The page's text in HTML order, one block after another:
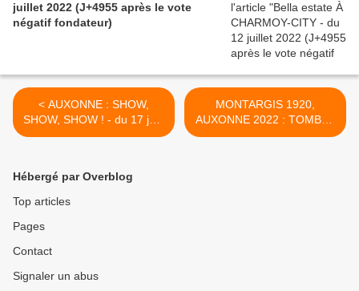
juillet 2022 (J+4955 après le vote
négatif fondateur)
< AUXONNE : SHOW,
SHOW, SHOW ! - du 17 juin
2022 (J+4930 après le vote
MONTARGIS 1920,
AUXONNE 2022 : TOMBÉS
DU TRAIN « EN MARCHE »
Hébergé par Overblog
Top articles
Pages
Contact
Signaler un abus